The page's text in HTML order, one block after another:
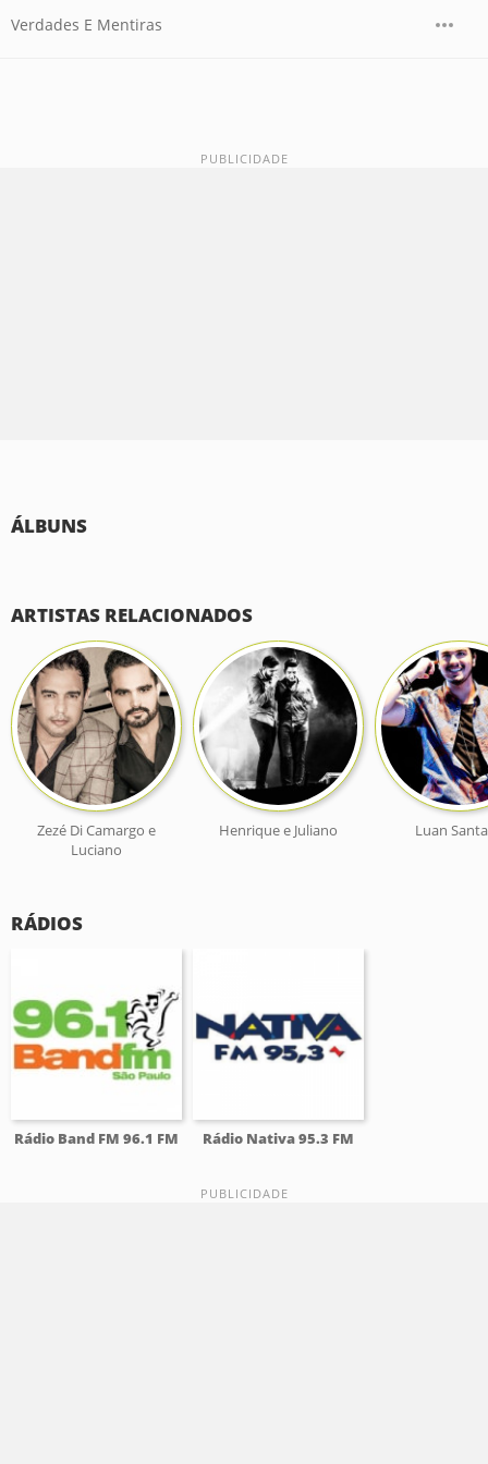
Verdades E Mentiras
ÁLBUNS
ARTISTAS RELACIONADOS
Zezé Di Camargo e
Luciano
Henrique e Juliano Luan
RÁDIOS
Rádio Band FM 96.1 FM Rádio Nativa 95.3 FM